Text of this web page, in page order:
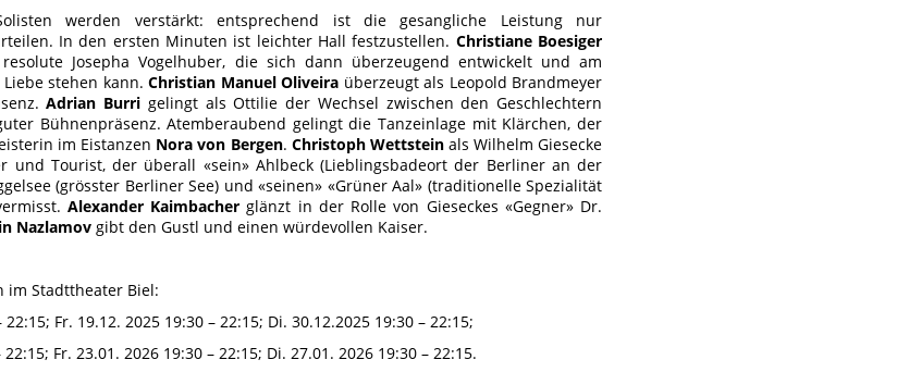
werden verstärkt: entsprechend ist die gesangliche Leistung nur
In den ersten Minuten ist leichter Hall festzustellen. Christiane Boesiger
Josepha Vogelhuber, die sich dann überzeugend entwickelt und am
stehen kann.Christian Manuel Oliveira überzeugt als Leopold Brandmeyer
Adrian Burri gelingt als Ottilie der Wechsel zwischen den Geschlechtern
Bühnenpräsenz. Atemberaubend gelingt die Tanzeinlage mit Klärchen, der
im Eistanzen Nora von Bergen. Christoph Wettsteinals Wilhelm Giesecke
und Tourist, der überall «sein» Ahlbeck (Lieblingsbadeort der Berliner an der
(grösster Berliner See) und «seinen» «Grüner Aal» (traditionelle Spezialität
Alexander Kaimbacher glänzt in der Rolle von Gieseckes «Gegner» Dr.
Nazlamov gibt den Gustl und einen würdevollen Kaiser.
im Stadttheater Biel:
22:15; Fr. 19.12. 2025 19:30 – 22:15; Di. 30.12.2025 19:30 – 22:15;
Fr. 23.01. 2026 19:30 – 22:15; Di. 27.01. 2026 19:30 – 22:15.